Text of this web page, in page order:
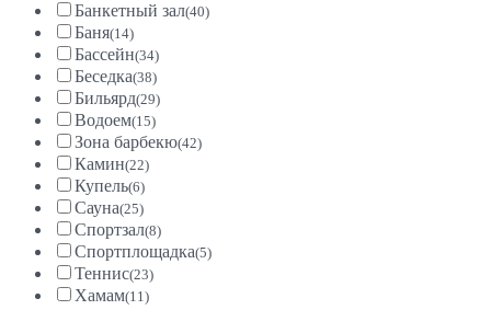
Банкетный зал(40)
Баня(14)
Бассейн(34)
Беседка(38)
Бильярд(29)
Водоем(15)
Зона барбекю(42)
Камин(22)
Купель(6)
Сауна(25)
Спортзал(8)
Спортплощадка(5)
Теннис(23)
Хамам(11)